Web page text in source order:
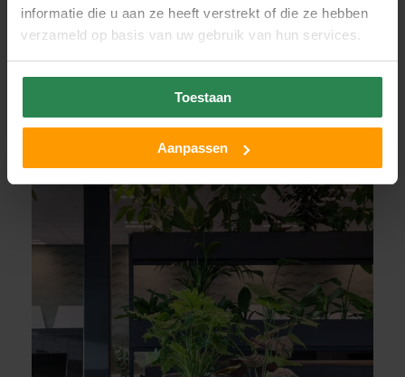
informatie die u aan ze heeft verstrekt of die ze hebben
verzameld op basis van uw gebruik van hun services.
Toestaan
Aanpassen